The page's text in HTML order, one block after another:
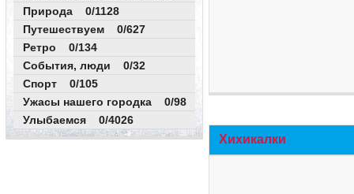
Природа 0/1128
Путешествуем 0/627
Ретро 0/134
События, люди 0/32
Спорт 0/105
Ужасы нашего городка 0/98
Улыбаемся 0/4026
Хихикалки